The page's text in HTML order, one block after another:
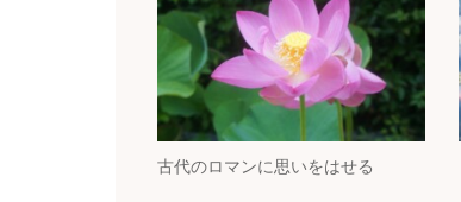
古代のロマンに思いをはせる